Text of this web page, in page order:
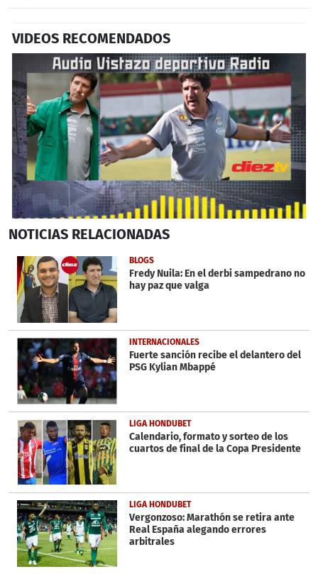
VIDEOS RECOMENDADOS
seconds
3
minutes,
26
seconds
NOTICIAS RELACIONADAS
BLOGS
Fredy Nuila: En el derbi sampedrano no
hay paz que valga
INTERNACIONALES
Fuerte sanción recibe el delantero del
PSG Kylian Mbappé
LIGA HONDUBET
Calendario, formato y sorteo de los
cuartos de final de la Copa Presidente
LIGA HONDUBET
Vergonzoso: Marathón se retira ante
Real España alegando errores
arbitrales